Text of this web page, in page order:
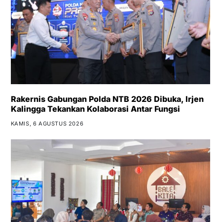
Rakernis Gabungan Polda NTB 2026 Dibuka, Irjen
Kalingga Tekankan Kolaborasi Antar Fungsi
KAMIS, 6 AGUSTUS 2026